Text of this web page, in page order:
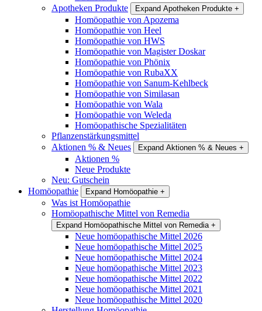
Apotheken Produkte
Expand Apotheken Produkte +
Homöopathie von Apozema
Homöopathie von Heel
Homöopathie von HWS
Homöopathie von Magister Doskar
Homöopathie von Phönix
Homöopathie von RubaXX
Homöopathie von Sanum-Kehlbeck
Homöopathie von Similasan
Homöopathie von Wala
Homöopathie von Weleda
Homöopathische Spezialitäten
Pflanzenstärkungsmittel
Aktionen % & Neues
Expand Aktionen % & Neues +
Aktionen %
Neue Produkte
Neu: Gutschein
Homöopathie
Expand Homöopathie +
Was ist Homöopathie
Homöopathische Mittel von Remedia
Expand Homöopathische Mittel von Remedia +
Neue homöopathische Mittel 2026
Neue homöopathische Mittel 2025
Neue homöopathische Mittel 2024
Neue homöopathische Mittel 2023
Neue homöopathische Mittel 2022
Neue homöopathische Mittel 2021
Neue homöopathische Mittel 2020